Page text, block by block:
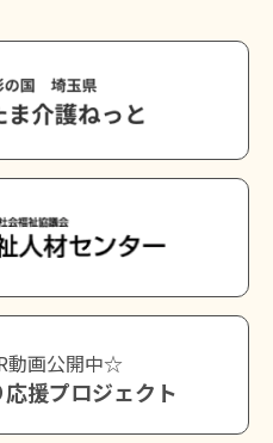
動画公開中☆
援プロジェクト